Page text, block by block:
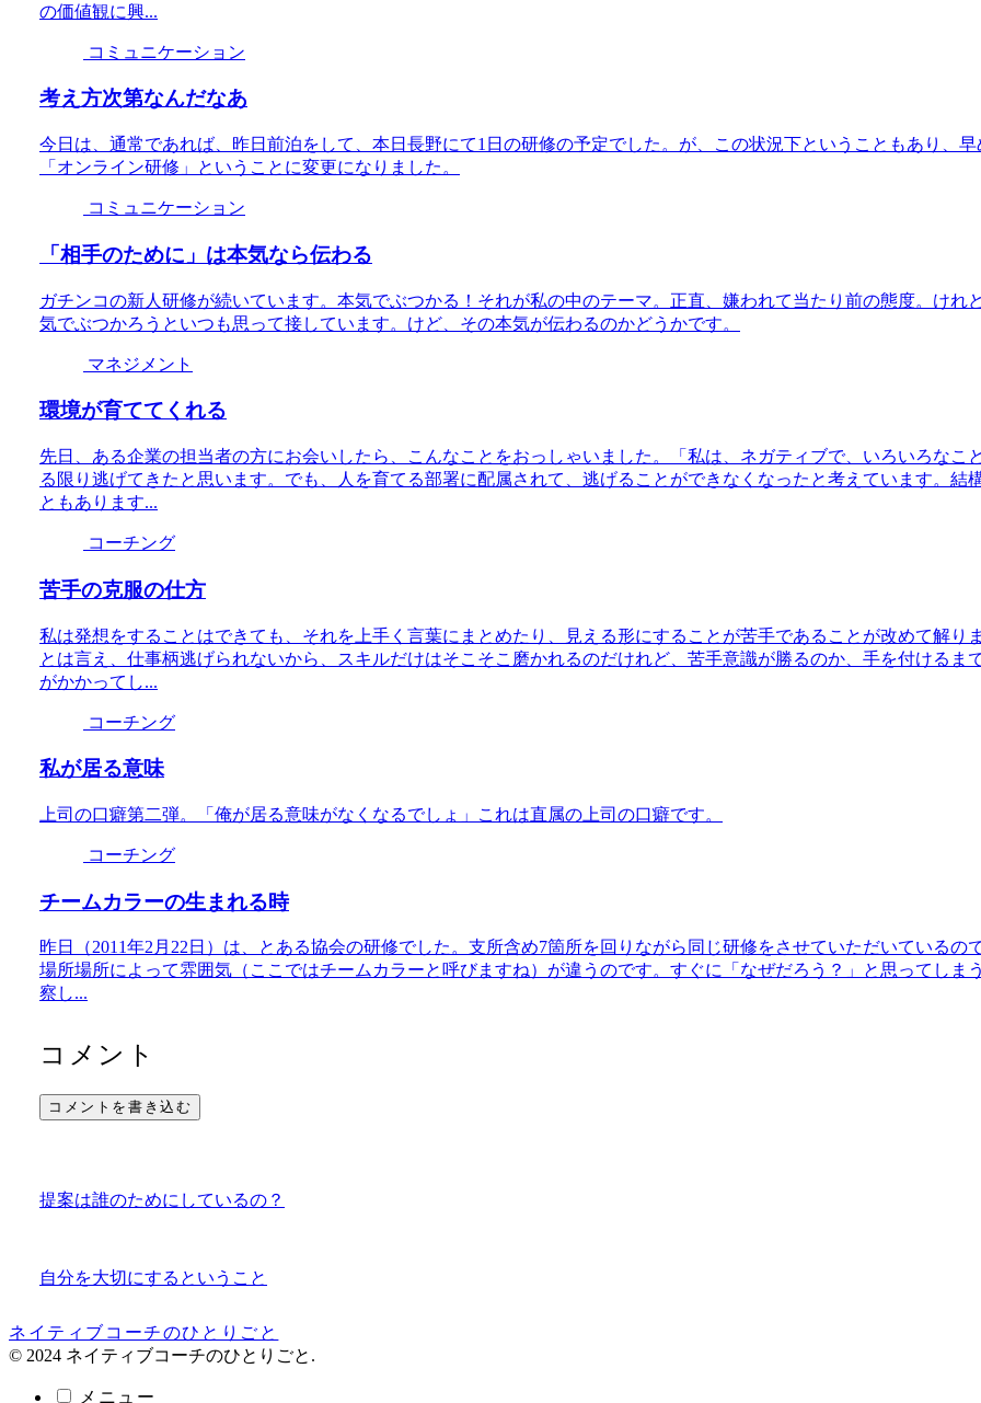
の価値観に興...
コミュニケーション
考え方次第なんだなあ
今日は、通常であれば、昨日前泊をして、本日長野にて1日の研修の予定でした。が、この状況下ということもあり、早
「オンライン研修」ということに変更になりました。
コミュニケーション
「相手のために」は本気なら伝わる
ガチンコの新人研修が続いています。本気でぶつかる！それが私の中のテーマ。正直、嫌われて当たり前の態度。けれ
気でぶつかろうといつも思って接しています。けど、その本気が伝わるのかどうかです。
マネジメント
環境が育ててくれる
先日、ある企業の担当者の方にお会いしたら、こんなことをおっしゃいました。「私は、ネガティブで、いろいろなこ
る限り逃げてきたと思います。でも、人を育てる部署に配属されて、逃げることができなくなったと考えています。結
ともあります...
コーチング
苦手の克服の仕方
私は発想をすることはできても、それを上手く言葉にまとめたり、見える形にすることが苦手であることが改めて解り
とは言え、仕事柄逃げられないから、スキルだけはそこそこ磨かれるのだけれど、苦手意識が勝るのか、手を付けるま
がかかってし...
コーチング
私が居る意味
上司の口癖第二弾。「俺が居る意味がなくなるでしょ」これは直属の上司の口癖です。
コーチング
チームカラーの生まれる時
昨日（2011年2月22日）は、とある協会の研修でした。支所含め7箇所を回りながら同じ研修をさせていただいているの
場所場所によって雰囲気（ここではチームカラーと呼びますね）が違うのです。すぐに「なぜだろう？」と思ってしま
察し...
コメント
コメントを書き込む
提案は誰のためにしているの？
自分を大切にするということ
ネイティブコーチのひとりごと
© 2024 ネイティブコーチのひとりごと.
メニュー